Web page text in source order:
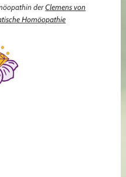
derClemens von
Homöopathie